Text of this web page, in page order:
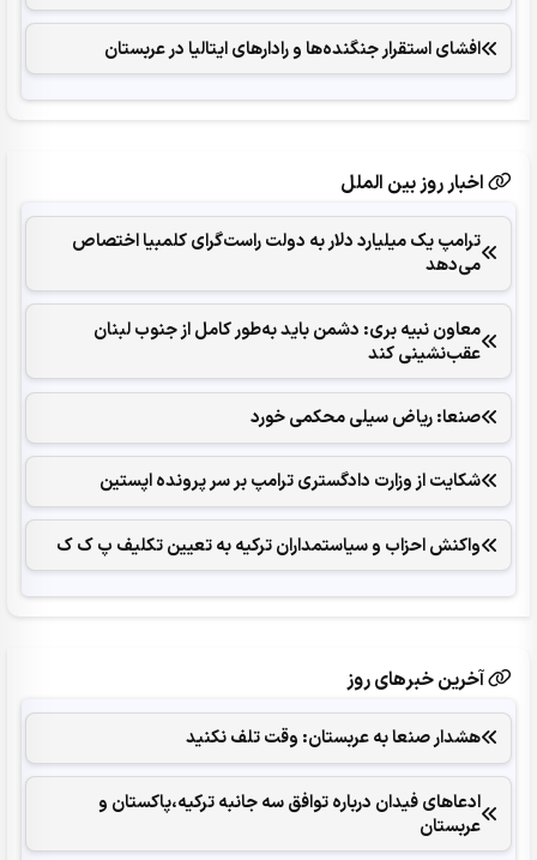
افشای استقرار جنگنده‌ها و رادارهای ایتالیا در عربستان
اخبار روز بین الملل
ترامپ یک میلیارد دلار به دولت راست‌گرای کلمبیا اختصاص
می‌دهد
معاون نبیه بری: دشمن باید به‌طور کامل از جنوب لبنان
عقب‌نشینی کند
صنعا: ریاض سیلی محکمی خورد
شکایت از وزارت دادگستری ترامپ بر سر پرونده اپستین
واکنش احزاب و سیاستمداران ترکیه به تعیین تکلیف پ ک ک
آخرین خبرهای روز
هشدار صنعا به عربستان: وقت تلف نکنید
ادعاهای فیدان درباره توافق سه جانبه ترکیه،پاکستان و
عربستان